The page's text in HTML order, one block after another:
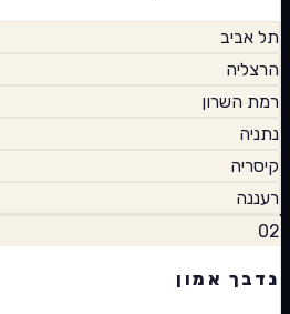
תל אביב
הרצליה
רמת השרון
נתניה
קיסריה
רעננה
02
נדבך אמון